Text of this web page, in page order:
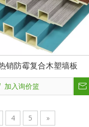
销防霉复合木塑墙板
加入询价篮
4 5 »